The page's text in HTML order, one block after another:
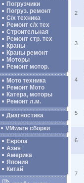
Погрузчики
Погруз. ремонт
С/х техника
Ремонт с/х тех
Строительная
Ремонт стр. тех
Краны
Краны ремонт
Моторы
Ремонт мотор.
Мото техника
Ремонт Мото
Катера, моторы
Ремонт л.м.
Диагностика
VMware сборки
Европа
Азия
Америка
Япония
Китай
2
3
4
5
6
7